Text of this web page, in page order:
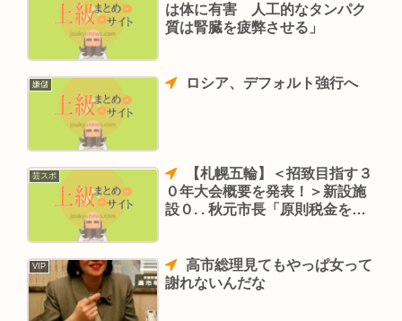
は体に有害 人工的なタンパク
質は腎臓を疲弊させる」
嫌儲 ロシア、デフォルト強行へ
芸スポ
０年大会概要を発表！＞新設施
設０. . 秋元市長「原則税金を投
VIP
高市総理見てもやっぱ女って
謝れないんだな